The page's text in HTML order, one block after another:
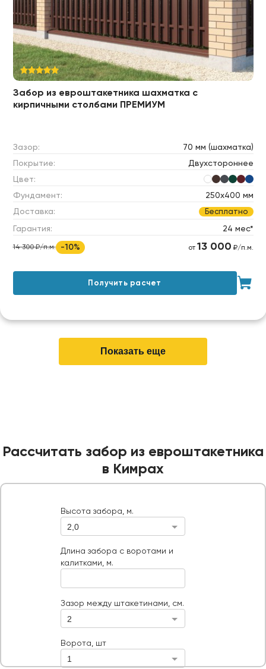
Забор из евроштакетника шахматка с
кирпичными столбами ПРЕМИУМ
Зазор:
70 мм (шахматка)
Покрытие:
Двухстороннее
Цвет:
Фундамент:
250х400 мм
Доставка:
Бесплатно
Гарантия: 24 мес*
14 300 ₽/п.м. -10% от 13 000 ₽/п.м.
Получить расчет
Показать еще
Рассчитать забор из евроштакетника
в Кимрах
Высота забора, м.
2,0
Длина забора с воротами и
калитками, м.
Зазор между штакетинами, см.
2
Ворота, шт
1
Высота забора, м.
Длина забора с воротами и калитками, м.
Тип ворот